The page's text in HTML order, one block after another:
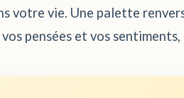
votre vie. Une palette
pensées et vos